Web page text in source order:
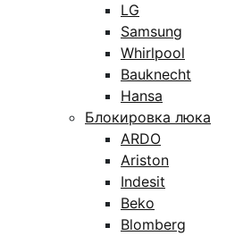
LG
Samsung
Whirlpool
Bauknecht
Hansa
Блокировка люка
ARDO
Ariston
Indesit
Beko
Blomberg